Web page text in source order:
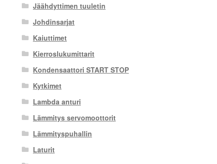
Jäähdyttimen tuuletin
Johdinsarjat
Kaiuttimet
Kierroslukumittarit
Kondensaattori START STOP
Kytkimet
Lambda anturi
Lämmitys servomoottorit
Lämmityspuhallin
Laturit